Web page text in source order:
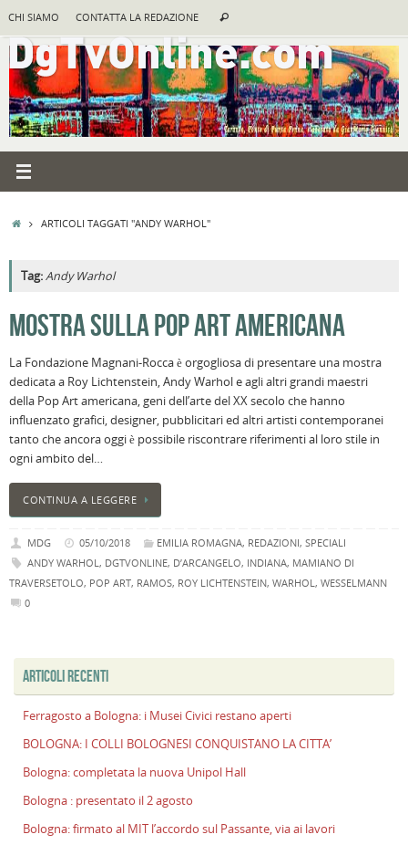
contenuto
CHI SIAMO CONTATTA LA REDAZIONE Cerca
HOMEARTICOLI TAGGATI "ANDY WARHOL"
Tag:Andy Warhol
MOSTRA SULLA POP ART AMERICANA
La Fondazione Magnani-Rocca è orgogliosa di presentare una mostra
dedicata a Roy Lichtenstein, Andy Warhol e agli altri grandi maestri
della Pop Art americana, geni dell’arte del XX secolo che hanno
influenzato grafici, designer, pubblicitari ed altri artisti contemporanei
tanto che ancora oggi è possibile riscontrare riferimenti al loro stile in
ogni ambito del…
CONTINUA A LEGGERE
MDG 05/10/2018 EMILIA ROMAGNA, REDAZIONI, SPECIALI
ANDY WARHOL, DGTVONLINE, D’ARCANGELO, INDIANA, MAMIANO DI
TRAVERSETOLO, POP ART, RAMOS, ROY LICHTENSTEIN, WARHOL, WESSELMANN
0
ARTICOLI RECENTI
Ferragosto a Bologna: i Musei Civici restano aperti
BOLOGNA: I COLLI BOLOGNESI CONQUISTANO LA CITTA’
Bologna: completata la nuova Unipol Hall
Bologna : presentato il 2 agosto
Bologna: firmato al MIT l’accordo sul Passante, via ai lavori